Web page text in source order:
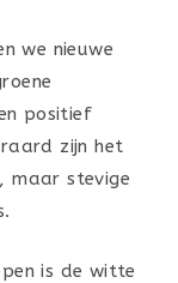
we nieuwe
positief
zijn het
maar stevige
is de witte